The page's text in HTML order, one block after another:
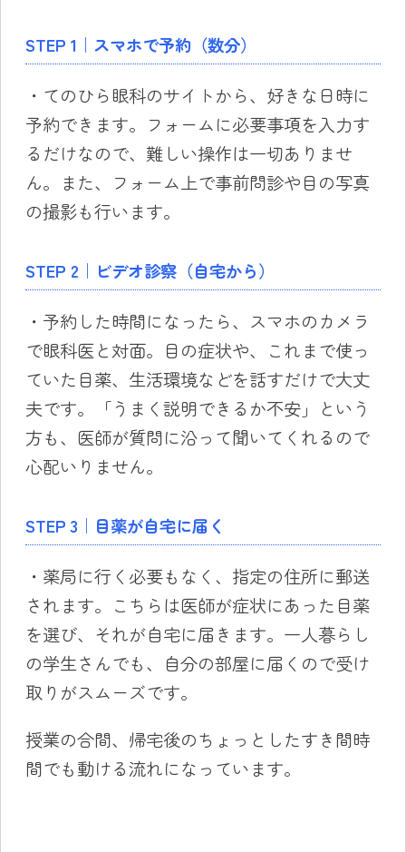
STEP 1｜スマホで予約（数分）
・てのひら眼科のサイトから、好きな日時に
予約できます。フォームに必要事項を入力す
るだけなので、難しい操作は一切ありませ
ん。また、フォーム上で事前問診や目の写真
の撮影も行います。
STEP 2｜ビデオ診察（自宅から）
・予約した時間になったら、スマホのカメラ
で眼科医と対面。目の症状や、これまで使っ
ていた目薬、生活環境などを話すだけで大丈
夫です。「うまく説明できるか不安」という
方も、医師が質問に沿って聞いてくれるので
心配いりません。
STEP 3｜目薬が自宅に届く
・薬局に行く必要もなく、指定の住所に郵送
されます。こちらは医師が症状にあった目薬
を選び、それが自宅に届きます。一人暮らし
の学生さんでも、自分の部屋に届くので受け
取りがスムーズです。
授業の合間、帰宅後のちょっとしたすき間時
間でも動ける流れになっています。